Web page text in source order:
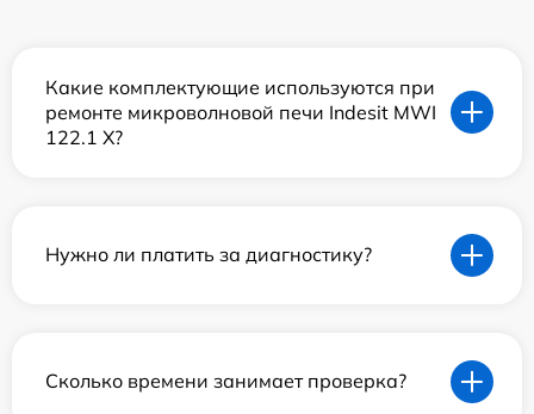
Какие комплектующие используются при
ремонте микроволновой печи Indesit MWI
122.1 X?
Нужно ли платить за диагностику?
Сколько времени занимает проверка?